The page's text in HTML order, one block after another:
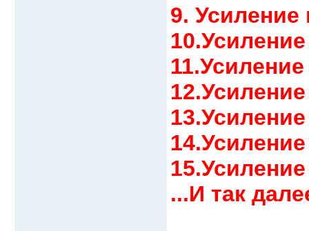
9. Усиление
...И так